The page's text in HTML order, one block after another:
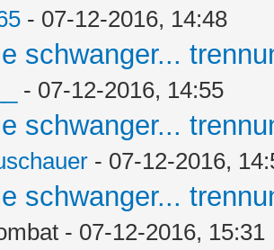
- 07-12-2016, 14:48
schwanger...
- 07-12-2016, 14:55
schwanger...
- 07-12-2016,
schwanger...
- 07-12-2016, 15:31